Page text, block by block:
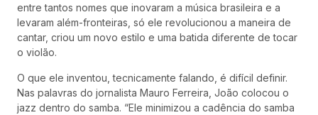
entre tantos nomes que inovaram a música brasileira e a
levaram além-fronteiras, só ele revolucionou a maneira de
cantar, criou um novo estilo e uma batida diferente de tocar
o violão.
O que ele inventou, tecnicamente falando, é difícil definir.
Nas palavras do jornalista Mauro Ferreira, João colocou o
jazz dentro do samba. “Ele minimizou a cadência do samba